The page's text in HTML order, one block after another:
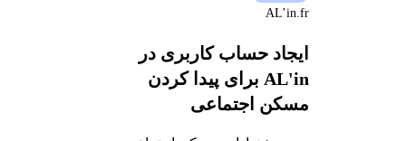
ایجاد حساب کاربری در
AL'in برای پیدا کردن
مسکن اجتماعی
AL’in.fr